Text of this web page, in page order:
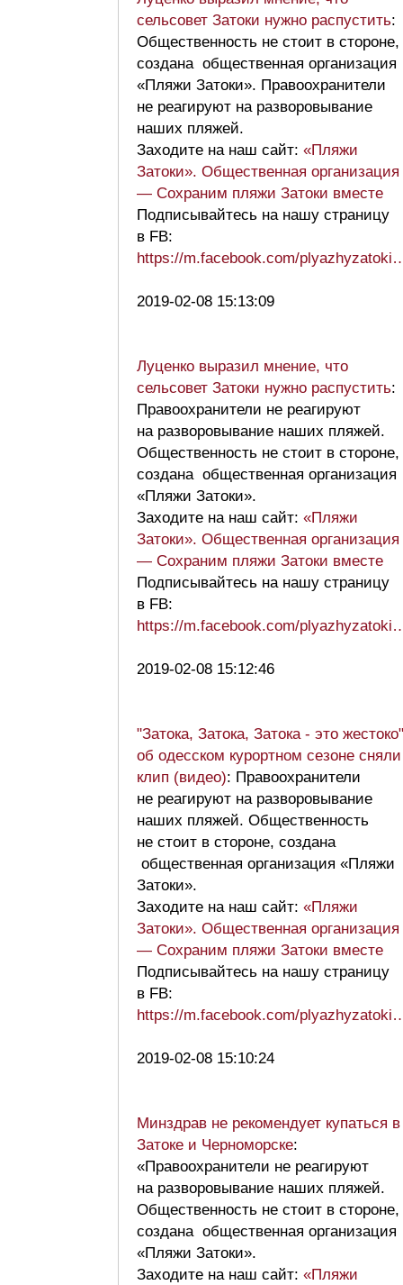
сельсовет Затоки нужно распустить:
Общественность не стоит в стороне,
создана общественная организация
«Пляжи Затоки». Правоохранители
не реагируют на разворовывание
наших пляжей.
Заходите на наш сайт: «Пляжи
Затоки». Общественная организация
— Сохраним пляжи Затоки вместе
Подписывайтесь на нашу страницу
в FB:
https://m.facebook.com/
2019-02-08 15:13:09
Луценко выразил мнение, что
сельсовет Затоки нужно распустить:
Правоохранители не реагируют
на разворовывание наших пляжей.
Общественность не стоит в стороне,
создана общественная организация
«Пляжи Затоки».
Заходите на наш сайт: «Пляжи
Затоки». Общественная организация
— Сохраним пляжи Затоки вместе
Подписывайтесь на нашу страницу
в FB:
https://m.facebook.com/
2019-02-08 15:12:46
"Затока, Затока, Затока - это
об одесском курортном сезоне сняли
клип (видео): Правоохранители
не реагируют на разворовывание
наших пляжей. Общественность
не стоит в стороне, создана
общественная организация «Пляжи
Затоки».
Заходите на наш сайт: «Пляжи
Затоки». Общественная организация
— Сохраним пляжи Затоки вместе
Подписывайтесь на нашу страницу
в FB:
https://m.facebook.com/
2019-02-08 15:10:24
Минздрав не рекомендует купаться в
Затоке и Черноморске:
«Правоохранители не реагируют
на разворовывание наших пляжей.
Общественность не стоит в стороне,
создана общественная организация
«Пляжи Затоки».
Заходите на наш сайт: «Пляжи